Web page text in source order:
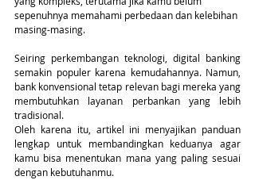
sepenuhnya memahami perbedaan dan kelebihan
masing-masing.
Seiring perkembangan teknologi, digital banking
semakin populer karena kemudahannya. Namun,
bank konvensional tetap relevan bagi mereka yang
membutuhkan layanan perbankan yang lebih
tradisional.
Oleh karena itu, artikel ini menyajikan panduan
lengkap untuk membandingkan keduanya agar
kamu bisa menentukan mana yang paling sesuai
dengan kebutuhanmu.